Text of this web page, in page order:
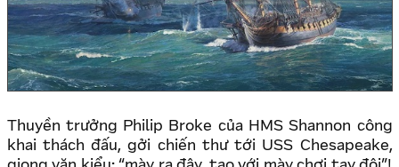
Thuyền trưởng Philip Broke của HMS Shannon công
khai thách đấu, gởi chiến thư tới USS Chesapeake,